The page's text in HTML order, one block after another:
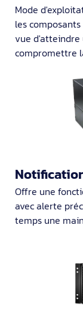
Mode
les
vue d'atteindre
compromettre
Offre une
avec alerte
temps une